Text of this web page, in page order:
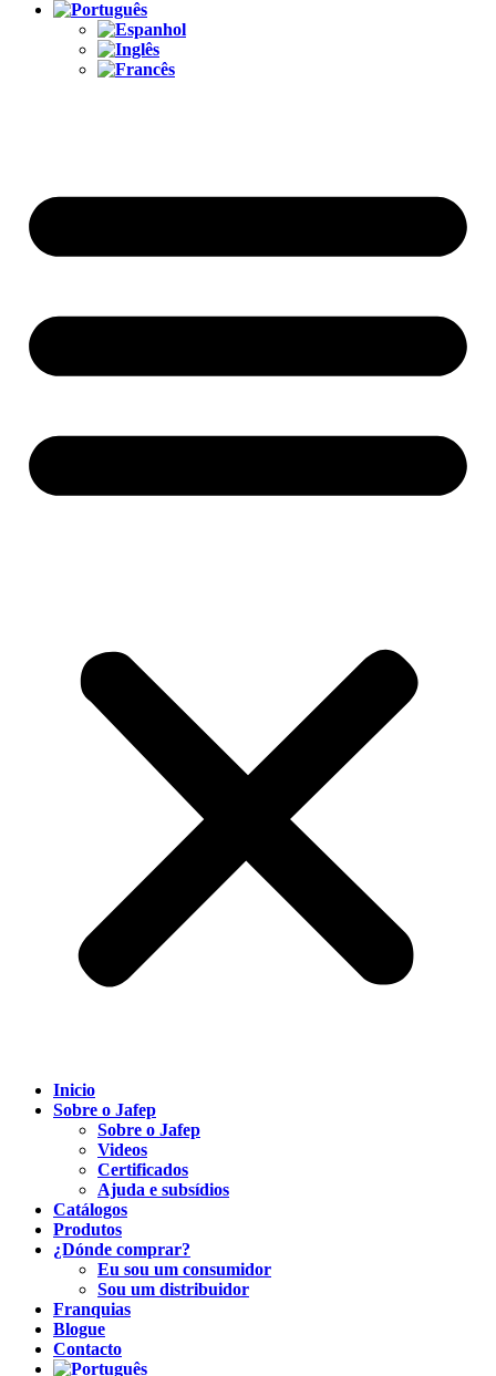
Inicio
Sobre o Jafep
Sobre o Jafep
Videos
Certificados
Ajuda e subsídios
Catálogos
Produtos
¿Dónde comprar?
Eu sou um consumidor
Sou um distribuidor
Franquias
Blogue
Contacto